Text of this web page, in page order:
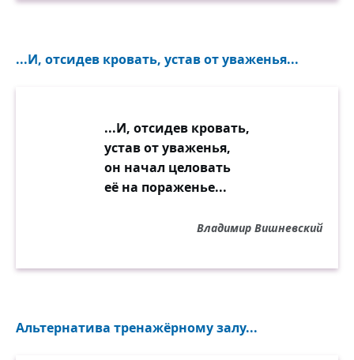
...И, отсидев кровать, устав от уваженья...
...И, отсидев кровать,
устав от уваженья,
он начал целовать
её на пораженье...
Владимир Вишневский
Альтернатива тренажёрному залу...